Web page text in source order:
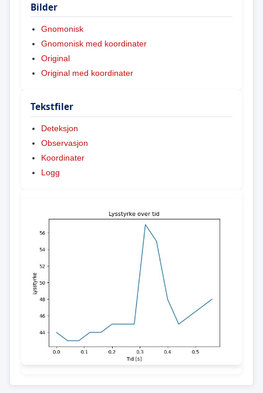
Bilder
Gnomonisk
Gnomonisk med koordinater
Original
Original med koordinater
Tekstfiler
Deteksjon
Observasjon
Koordinater
Logg